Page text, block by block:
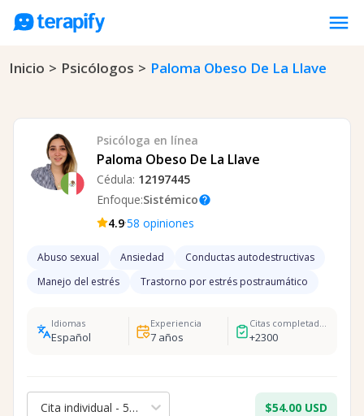
menu
Psicólogos en línea
Opiniones
Empresas
Preguntas frecuentes
Inicio > Psicólogos > Paloma Obeso De La Llave
Psicóloga en línea
Paloma Obeso De La Llave
Cédula: 12197445
Enfoque:Sistémicohelp
4.9·58 opiniones
Abuso sexual Ansiedad
Conductas autodestructivas
Manejo del estrés
Trastorno por estrés postraumático
Idiomas
Español
Experiencia
7 años
Citas completadas
+2300
Cita individual - 50 min. $54.00 USD